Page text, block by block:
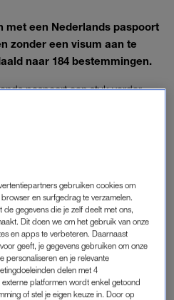
met een Nederlands paspoort
zonder een visum aan te
naar 184 bestemmingen.
paspoort een stuk verder
elk jaar
bereizen met een bepaald
Net als vorig jaar staan
Japan en Singapore zijn de
Nederland is een plek
gebruiken cookies om
en surfgedrag te verzamelen.
gegevens die je zelf deelt met ons,
Dit doen we om het gebruik van onze
en apps te verbeteren. Daarnaast
geeft, je gegevens gebruiken om onze
personaliseren en je relevante
delen met 4
platformen wordt enkel getoond
of stel je eigen keuze in. Door op